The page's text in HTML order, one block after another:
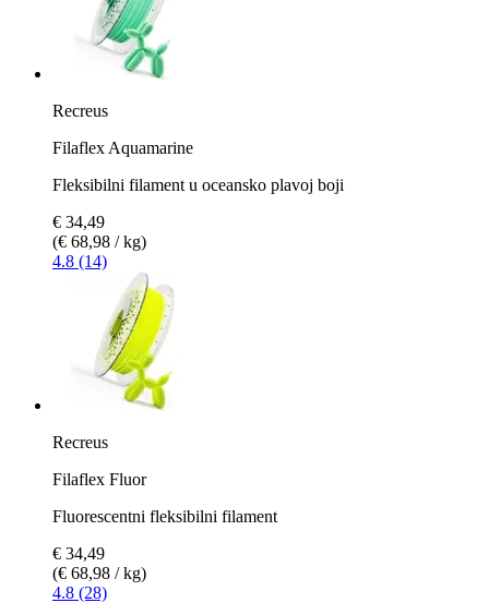
Recreus
Filaflex Aquamarine
Fleksibilni filament u oceansko plavoj boji
€ 34,49
(€ 68,98 / kg)
4.8 (14)
Recreus
Filaflex Fluor
Fluorescentni fleksibilni filament
€ 34,49
(€ 68,98 / kg)
4.8 (28)